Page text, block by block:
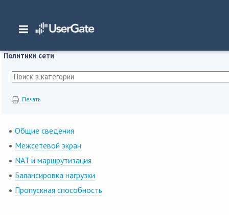
Главная/ Документация/SWG/
Политики сети
Печать
Общие сведения
Межсетевой экран
NAT и маршрутизация
Балансировка нагрузки
Пропускная способность